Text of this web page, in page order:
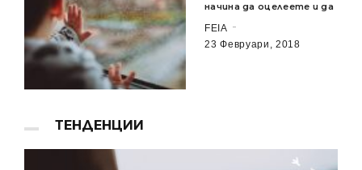
начина да оцелеете и да
FEIA
23 Февруари, 2018
ТЕНДЕНЦИИ